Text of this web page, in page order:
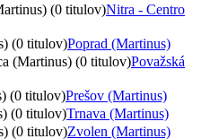
(0 titulov)Nitra - Centro
(0 titulov)Poprad (Martinus)
(Martinus) (0 titulov)Považská
(0 titulov)Prešov (Martinus)
(0 titulov)Trnava (Martinus)
(0 titulov)Zvolen (Martinus)